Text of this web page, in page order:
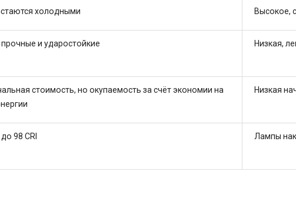
холодными Высокое,
и ударостойкие Низкая,
стоимость, но окупаемость за счёт экономии на
Низкая
98 CRI Лампы